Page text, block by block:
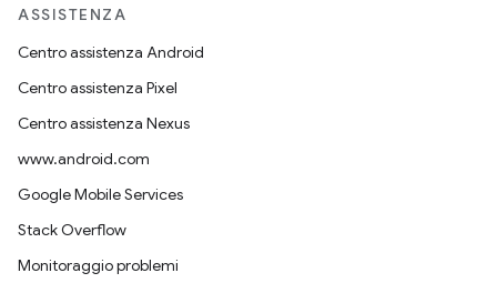
ASSISTENZA
Centro assistenza Android
Centro assistenza Pixel
Centro assistenza Nexus
www.android.com
Google Mobile Services
Stack Overflow
Monitoraggio problemi